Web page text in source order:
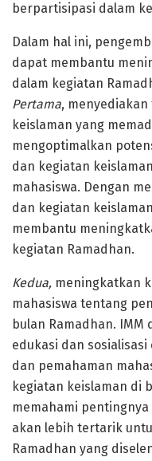
berpartisipasi dalam
Dalam hal ini,
dapat membantu
dalam kegiatan
Pertama,
keislaman yang
mengoptimalkan
dan kegiatan
mahasiswa. Dengan
dan kegiatan
membantu
kegiatan Ramadhan.
Kedua, meningkatkan
mahasiswa tentang
bulan Ramadhan.
edukasi dan
dan pemahaman
kegiatan keislaman di
memahami
akan lebih tertarik
Ramadhan yang